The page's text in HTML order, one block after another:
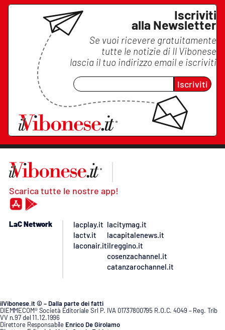
Iscriviti
alla Newsletter
Se vuoi ricevere gratuitamente
tutte le notizie di Il Vibonese
lascia il tuo indirizzo email e iscriviti
Iscriviti
Scarica tutte le nostre app!
LaC Network
lacplay.it
lactv.it
laconair.it
lacitymag.it
lacapitalenews.it
ilreggino.it
cosenzachannel.it
catanzarochannel.it
ilVibonese.it © – Dalla parte dei fatti
DIEMMECOM® Società Editoriale Srl P. IVA 01737800795 R.O.C. 4049 – Reg. Trib
VV n.97 del 11.12.1996
Direttore Responsabile Enrico De Girolamo